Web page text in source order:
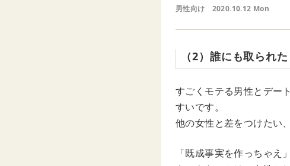
男性向け 2020.10.12 Mon
（2）誰にも取られ
すごくモテる男性とデー
すいです。
他の女性と差をつけたい
「既成事実を作っちゃえ